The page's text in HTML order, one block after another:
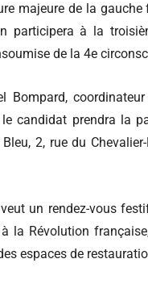
majeure de la
participera à la
de la 4e
candidat prendra la
2, rue du
un rendez-vous
la Révolution
espaces de